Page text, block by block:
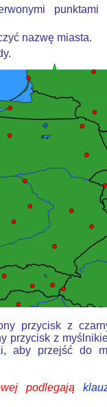
punktami
nazwę miasta.
przycisk z
przycisk z
aby przejść do
podlegają